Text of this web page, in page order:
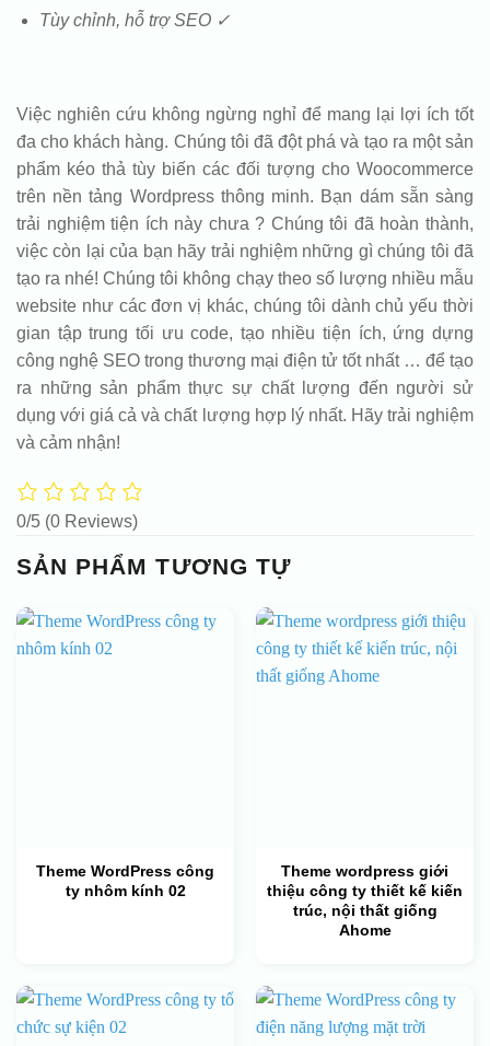
Tùy chỉnh, hỗ trợ SEO ✓
Việc nghiên cứu không ngừng nghỉ để mang lại lợi ích tốt
đa cho khách hàng. Chúng tôi đã đột phá và tạo ra một sản
phẩm kéo thả tùy biến các đối tượng cho Woocommerce
trên nền tảng Wordpress thông minh. Bạn dám sẵn sàng
trải nghiệm tiện ích này chưa ? Chúng tôi đã hoàn thành,
việc còn lại của bạn hãy trải nghiệm những gì chúng tôi đã
tạo ra nhé! Chúng tôi không chạy theo số lượng nhiều mẫu
website như các đơn vị khác, chúng tôi dành chủ yếu thời
gian tập trung tối ưu code, tạo nhiều tiện ích, ứng dựng
công nghệ SEO trong thương mại điện tử tốt nhất … để tạo
ra những sản phẩm thực sự chất lượng đến người sử
dụng với giá cả và chất lượng hợp lý nhất. Hãy trải nghiệm
và cảm nhận!
0/5 (0 Reviews)
SẢN PHẨM TƯƠNG TỰ
Theme WordPress công
ty nhôm kính 02
Theme wordpress giới
thiệu công ty thiết kế kiến
trúc, nội thất giống
Ahome